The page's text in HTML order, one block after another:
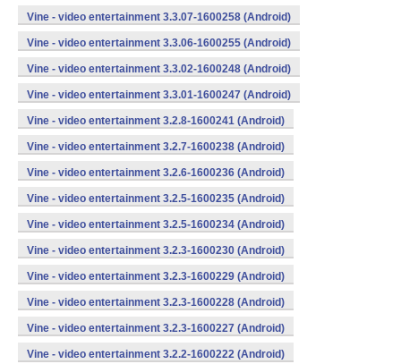
Vine - video entertainment 3.3.07-1600258 (Android)
Vine - video entertainment 3.3.06-1600255 (Android)
Vine - video entertainment 3.3.02-1600248 (Android)
Vine - video entertainment 3.3.01-1600247 (Android)
Vine - video entertainment 3.2.8-1600241 (Android)
Vine - video entertainment 3.2.7-1600238 (Android)
Vine - video entertainment 3.2.6-1600236 (Android)
Vine - video entertainment 3.2.5-1600235 (Android)
Vine - video entertainment 3.2.5-1600234 (Android)
Vine - video entertainment 3.2.3-1600230 (Android)
Vine - video entertainment 3.2.3-1600229 (Android)
Vine - video entertainment 3.2.3-1600228 (Android)
Vine - video entertainment 3.2.3-1600227 (Android)
Vine - video entertainment 3.2.2-1600222 (Android)